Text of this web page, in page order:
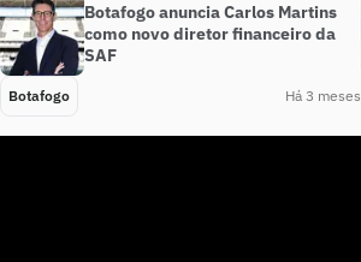
Botafogo anuncia Carlos Martins
como novo diretor financeiro da
SAF
Botafogo Há 3 meses